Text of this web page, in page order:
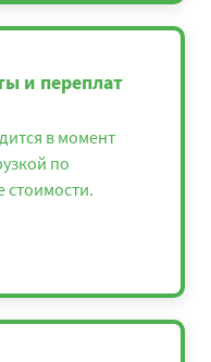
и переплат
в момент
по
стоимости.